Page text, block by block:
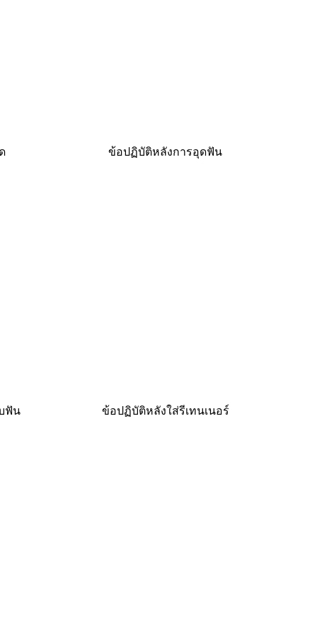
ข้อปฏิบัติหลังการอุดฟัน
ฟัน ข้อปฏิบัติหลังใส่รีเทนเนอร์